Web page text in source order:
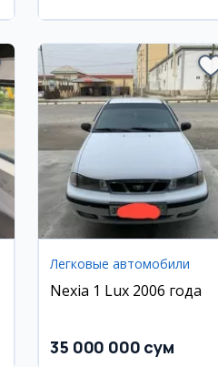
Легковые автомобили
Nexia 1 Lux 2006 года
35 000 000 сум